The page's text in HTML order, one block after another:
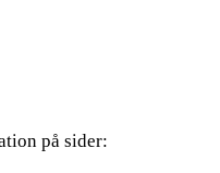
på sider: